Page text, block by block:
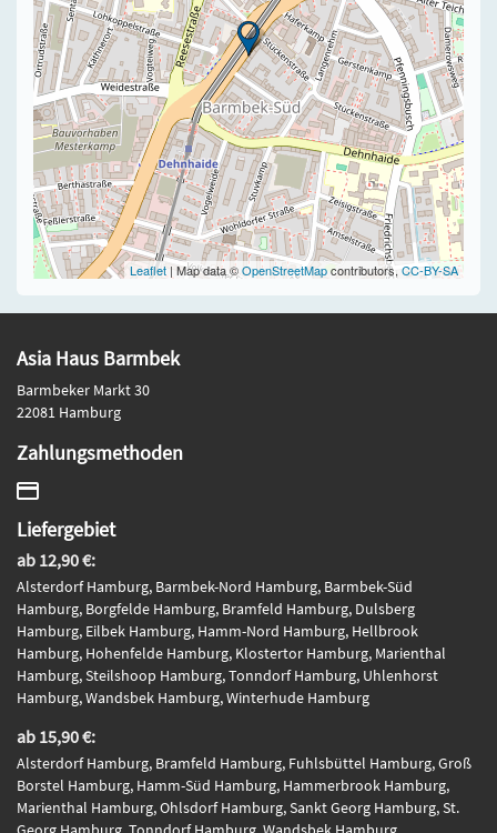
Leaflet | Map data ©OpenStreetMapcontributors, CC-BY-SA
Asia Haus Barmbek
Barmbeker Markt 30
22081 Hamburg
Zahlungsmethoden
Liefergebiet
ab 12,90 €:
Alsterdorf Hamburg, Barmbek-Nord Hamburg, Barmbek-Süd
Hamburg, Borgfelde Hamburg, Bramfeld Hamburg, Dulsberg
Hamburg, Eilbek Hamburg, Hamm-Nord Hamburg, Hellbrook
Hamburg, Hohenfelde Hamburg, Klostertor Hamburg, Marienthal
Hamburg, Steilshoop Hamburg, Tonndorf Hamburg, Uhlenhorst
Hamburg, Wandsbek Hamburg, Winterhude Hamburg
ab 15,90 €:
Alsterdorf Hamburg, Bramfeld Hamburg, Fuhlsbüttel Hamburg, Groß
Borstel Hamburg, Hamm-Süd Hamburg, Hammerbrook Hamburg,
Marienthal Hamburg, Ohlsdorf Hamburg, Sankt Georg Hamburg, St.